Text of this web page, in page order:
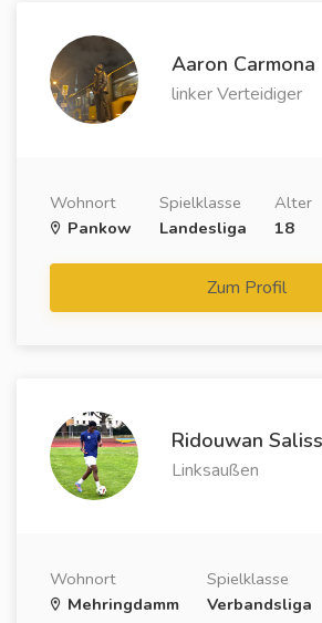
Aaron Carmona
linker Verteidiger
Wohnort
Pankow
Spielklasse
Landesliga
Alter
18
Zum Profil
Ridouwan
Linksaußen
Wohnort
Mehringdamm
Spielklasse
Verbandsliga